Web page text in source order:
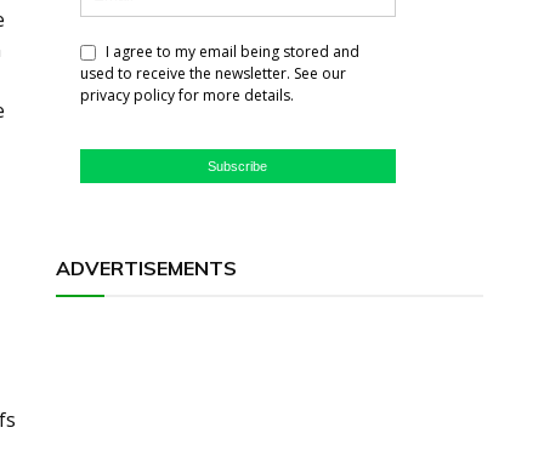
I agree to my email being stored and
used to receive the newsletter. See our
privacy policy for more details.
Subscribe
ADVERTISEMENTS